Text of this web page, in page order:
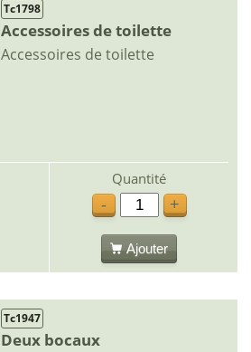
Tc1798
Accessoires de toilette
Accessoires de toilette
Quantité
-
+
Ajouter
Tc1947
Deux bocaux